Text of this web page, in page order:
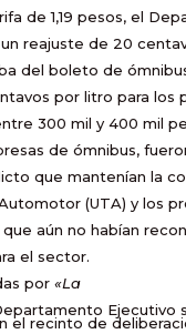
de 1,19 pesos, el
reajuste de 20
del boleto de
por litro para los
300 mil y 400 mil
de ómnibus,
que mantenían la
(UTA) y los
aún no habían
el sector.
por «La
Ejecutivo
el recinto de